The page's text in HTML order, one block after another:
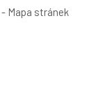
- Mapa stránek